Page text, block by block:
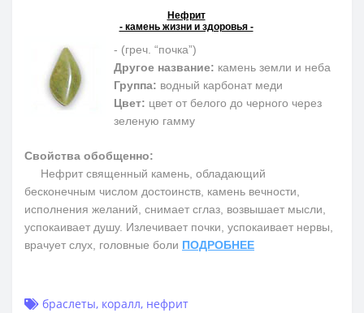
Нефрит
- камень жизни и здоровья -
- (греч. “почка”)
Другое название: камень земли и неба
Группа: водный карбонат меди
Цвет: цвет от белого до черного через
зеленую гамму
Свойства обобщенно:
Нефрит священный камень, обладающий
бесконечным числом достоинств, камень вечности,
исполнения желаний, снимает сглаз, возвышает мысли,
успокаивает душу. Излечивает почки, успокаивает нервы,
врачует слух, головные боли ПОДРОБНЕЕ
браслеты, коралл, нефрит